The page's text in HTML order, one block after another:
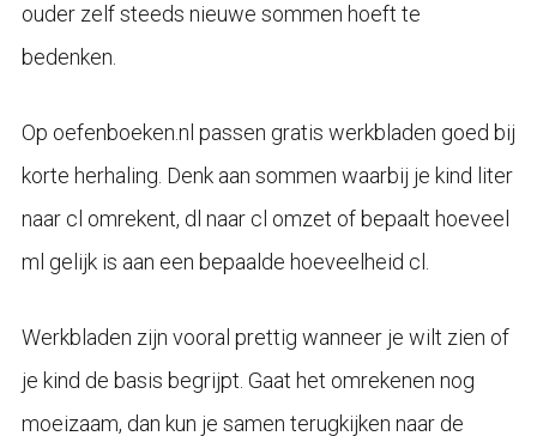
ouder zelf steeds nieuwe sommen hoeft te
bedenken.
Op oefenboeken.nl passen gratis werkbladen goed bij
korte herhaling. Denk aan sommen waarbij je kind liter
naar cl omrekent, dl naar cl omzet of bepaalt hoeveel
ml gelijk is aan een bepaalde hoeveelheid cl.
Werkbladen zijn vooral prettig wanneer je wilt zien of
je kind de basis begrijpt. Gaat het omrekenen nog
moeizaam, dan kun je samen terugkijken naar de